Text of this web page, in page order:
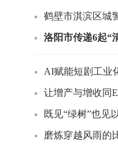
鹤壁市淇滨区城
洛阳市传递6起“
AI赋能短剧工业
让增产与增收同
既见“绿树”也见
磨炼穿越风雨的